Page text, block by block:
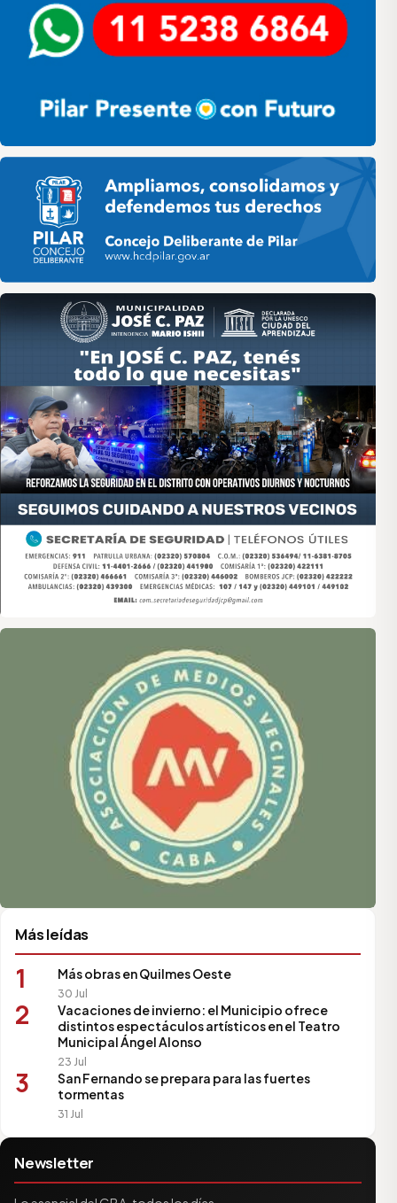
Pilar HCD
Asociación de Medios Vecinales
Más leídas
1 Más obras en Quilmes Oeste
30 Jul
2
Vacaciones de invierno: el Municipio ofrece
distintos espectáculos artísticos en el Teatro
Municipal Ángel Alonso
23 Jul
3
San Fernando se prepara para las fuertes
tormentas
31 Jul
Newsletter